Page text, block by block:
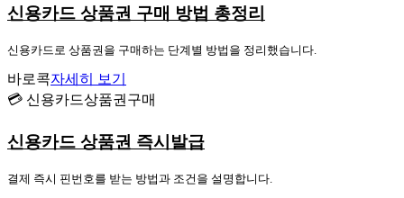
신용카드 상품권 구매 방법 총정리
신용카드로 상품권을 구매하는 단계별 방법을 정리했습니다.
바로콕자세히 보기
💳 신용카드상품권구매
신용카드 상품권 즉시발급
결제 즉시 핀번호를 받는 방법과 조건을 설명합니다.